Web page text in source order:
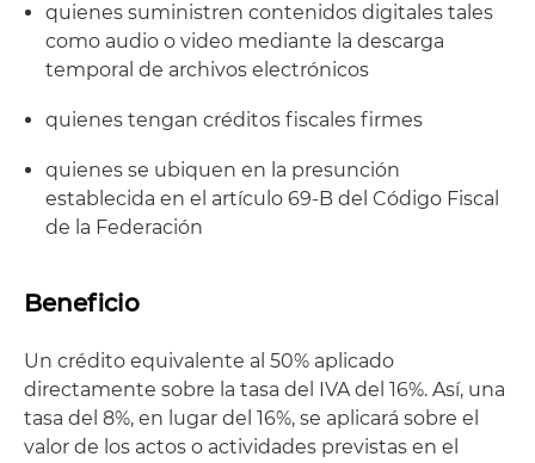
quienes suministren contenidos digitales tales
como audio o video mediante la descarga
temporal de archivos electrónicos
quienes tengan créditos fiscales firmes
quienes se ubiquen en la presunción
establecida en el artículo 69-B del Código Fiscal
de la Federación
Beneficio
Un crédito equivalente al 50% aplicado
directamente sobre la tasa del IVA del 16%. Así, una
tasa del 8%, en lugar del 16%, se aplicará sobre el
valor de los actos o actividades previstas en el